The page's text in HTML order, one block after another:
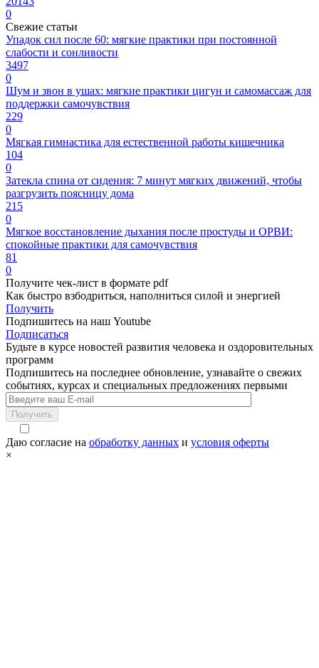
0
Свежие статьи
Упадок сил после 60: мягкие практики при постоянной
слабости и сонливости
3497
0
Шум и звон в ушах: мягкие практики цигун и самомассаж для
поддержки самочувствия
229
0
Мягкая гимнастика для естественной работы кишечника
104
0
Затекла спина от сидения: 7 минут мягких движений, чтобы
разгрузить поясницу дома
215
0
Мягкое восстановление дыхания после простуды и ОРВИ:
спокойные практики для самочувствия
81
0
Получите чек-лист в формате pdf
Как быстро взбодриться, наполниться силой и энергией
Получить
Подпишитесь на наш Youtube
Подписаться
Будьте в курсе новостей развития человека и оздоровительных
программ
Подпишитесь на последнее обновление, узнавайте о свежих
событиях, курсах и специальных предложениях первыми
Получить
Даю согласие на обработку данных и условия оферты
×